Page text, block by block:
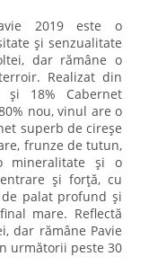
2019 este o
și senzualitate
dar rămâne o
Realizat din
și 18% Cabernet
nou, vinul are o
superb de cireșe
frunze de tutun,
mineralitate și o
și forță, cu
palat profund și
mare. Reflectă
dar rămâne Pavie
următorii peste 30